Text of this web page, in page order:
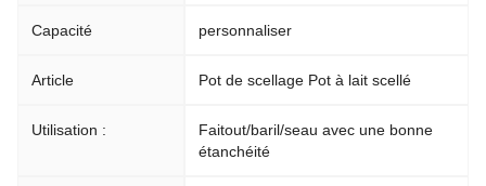
Capacité personnaliser
Article Pot de scellage Pot à lait scellé
Utilisation :
Faitout/baril/seau avec une bonne
étanchéité